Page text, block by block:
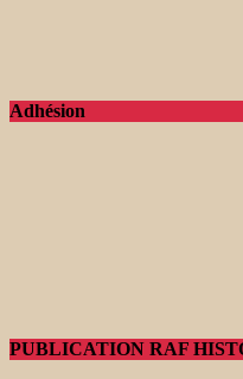
Adhésion
PUBLICATION RAF